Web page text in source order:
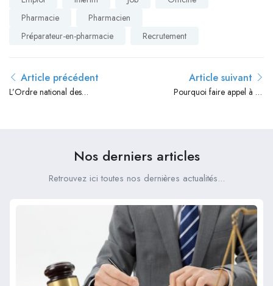
Pharmacie
Pharmacien
Préparateur-en-pharmacie
Recrutement
Article précédent
L’Ordre national des
Article suivant
Pourquoi faire appel à un
Nos derniers articles
Retrouvez ici toutes nos dernières actualités...